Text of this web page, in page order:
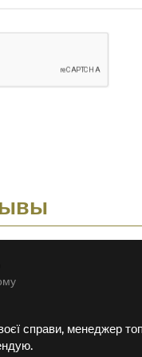
справи, менеджер